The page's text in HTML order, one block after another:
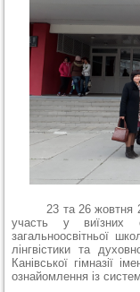
23 та 26 жовтня
участь у виїзних
загальноосвітньої
лінгвістики та
Канівської гімназії
ознайомлення із